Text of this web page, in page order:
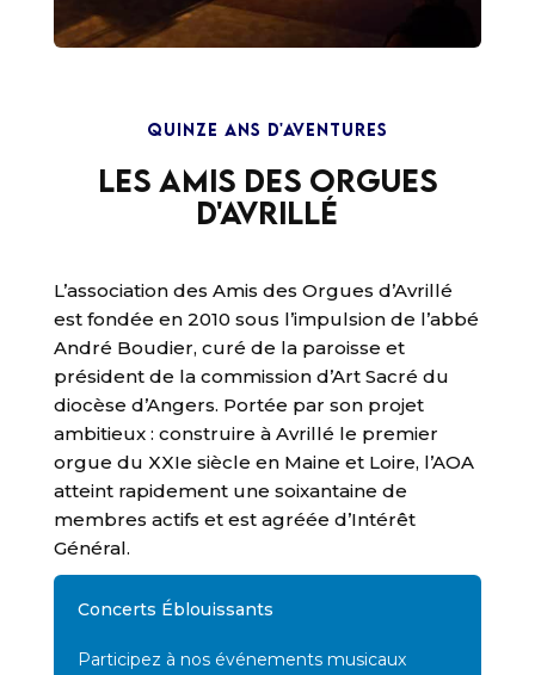
QUINZE ANS D'AVENTURES
Les Amis des Orgues
d'Avrillé
L’association des Amis des Orgues d’Avrillé
est fondée en 2010 sous l’impulsion de l’abbé
André Boudier, curé de la paroisse et
président de la commission d’Art Sacré du
diocèse d’Angers. Portée par son projet
ambitieux : construire à Avrillé le premier
orgue du XXIe siècle en Maine et Loire, l’AOA
atteint rapidement une soixantaine de
membres actifs et est agréée d’Intérêt
Général.
Concerts Éblouissants
Participez à nos événements musicaux